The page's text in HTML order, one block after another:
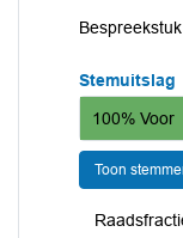
Bespreekstuk
Stemuitslag
100% Voor
Toon